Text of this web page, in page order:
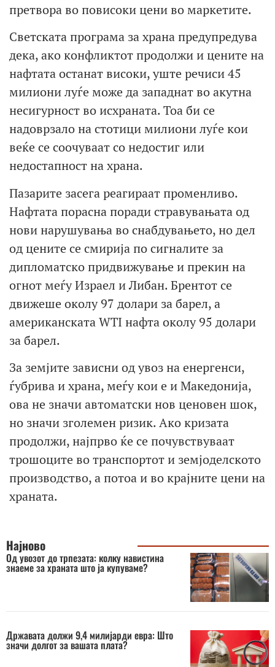
претвора во повисоки цени во маркетите.
Светската програма за храна предупредува
дека, ако конфликтот продолжи и цените на
нафтата останат високи, уште речиси 45
милиони луѓе може да западнат во акутна
несигурност во исхраната. Тоа би се
надоврзало на стотици милиони луѓе кои
веќе се соочуваат со недостиг или
недостапност на храна.
Пазарите засега реагираат променливо.
Нафтата порасна поради стравувањата од
нови нарушувања во снабдувањето, но дел
од цените се смирија по сигналите за
дипломатско придвижување и прекин на
огнот меѓу Израел и Либан. Брентот се
движеше околу 97 долари за барел, а
американската WTI нафта околу 95 долари
за барел.
За земјите зависни од увоз на енергенси,
ѓубрива и храна, меѓу кои е и Македонија,
ова не значи автоматски нов ценовен шок,
но значи зголемен ризик. Ако кризата
продолжи, најпрво ќе се почувствуваат
трошоците во транспортот и земјоделското
производство, а потоа и во крајните цени на
храната.
Најново
Од увозот до трпезата: колку навистина
знаеме за храната што ја купуваме?
Државата должи 9,4 милијарди евра: Што
значи долгот за вашата плата?